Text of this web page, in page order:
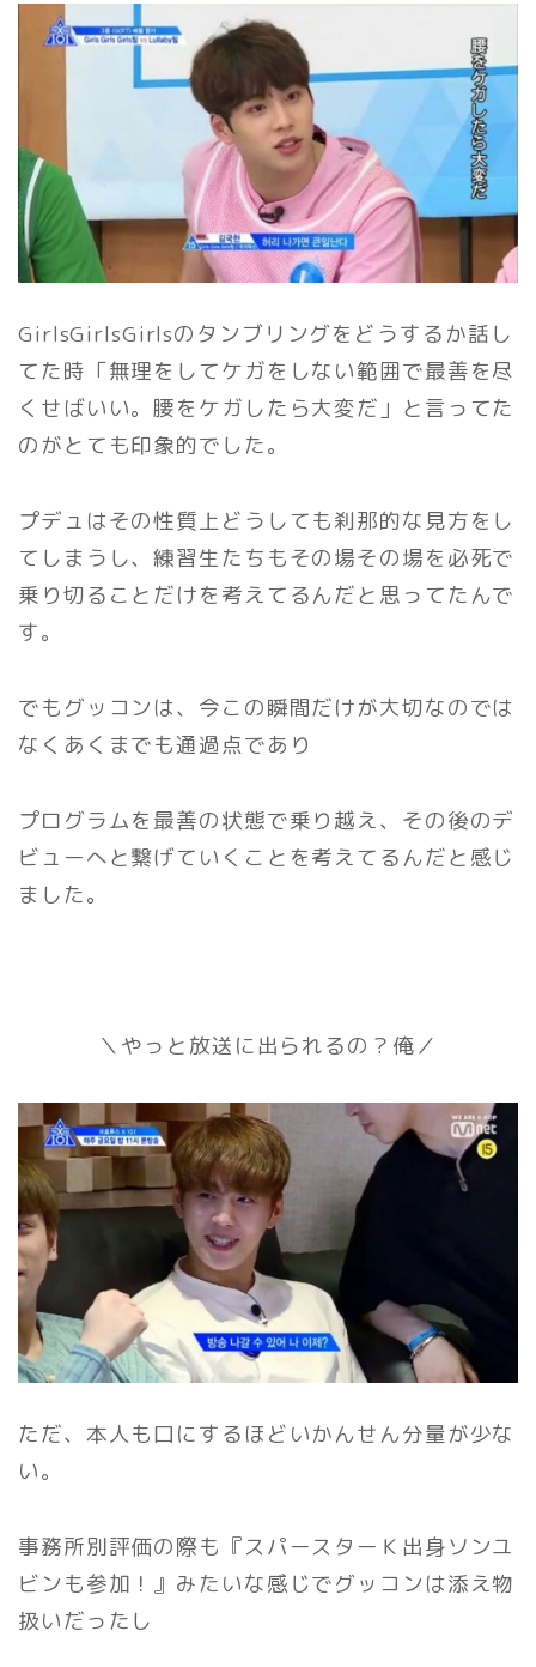
GirlsGirlsGirlsのタンブリングをどうするか話し
てた時「無理をしてケガをしない範囲で最善を尽
くせばいい。腰をケガしたら大変だ」と言ってた
のがとても印象的でした。
プデュはその性質上どうしても刹那的な見方をし
てしまうし、練習生たちもその場その場を必死で
乗り切ることだけを考えてるんだと思ってたんで
す。
でもグッコンは、今この瞬間だけが大切なのでは
なくあくまでも通過点であり
プログラムを最善の状態で乗り越え、その後のデ
ビューへと繋げていくことを考えてるんだと感じ
ました。
＼やっと放送に出られるの？俺／
ただ、本人も口にするほどいかんせん分量が少な
い。
事務所別評価の際も『スパースターＫ出身ソンユ
ビンも参加！』みたいな感じでグッコンは添え物
扱いだったし